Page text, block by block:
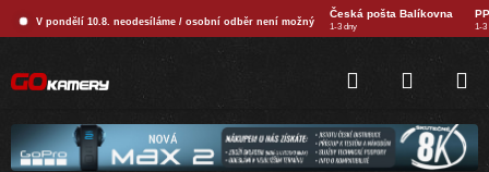
V pondělí 10.8. neodesíláme / osobní odběr není možný
Česká pošta Balíkovna
1-3 dny 1-3
HLEDAT NÁKUPNÍ
KOŠÍK